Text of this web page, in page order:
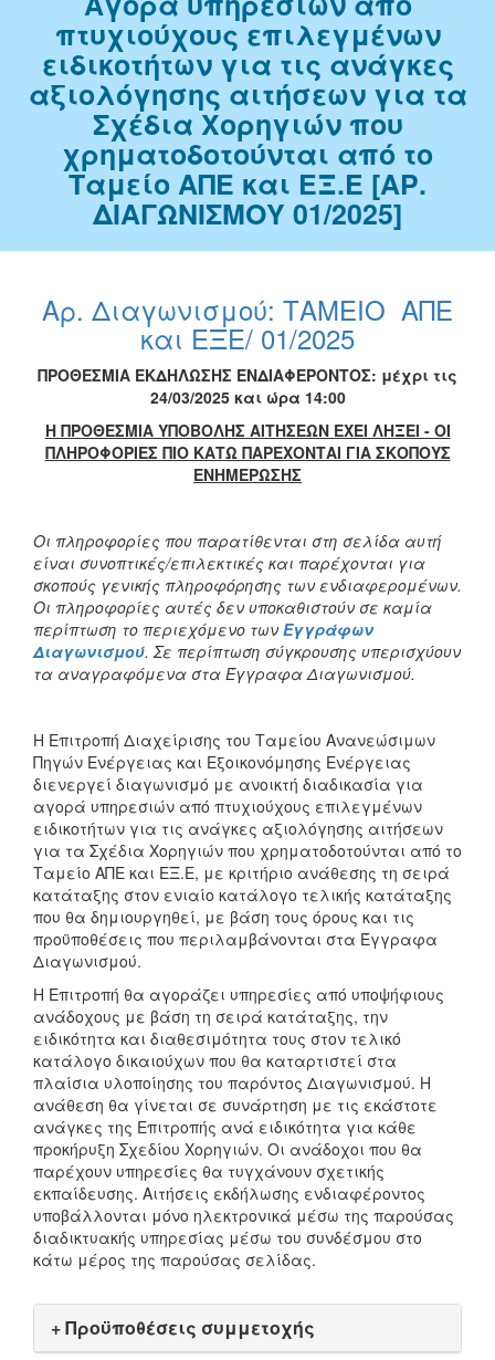
πτυχιούχους επιλεγμένων
ειδικοτήτων για τις ανάγκες
αξιολόγησης αιτήσεων για τα
Σχέδια Χορηγιών που
χρηματοδοτούνται από το
Ταμείο ΑΠΕ και ΕΞ.Ε [ΑΡ.
ΔΙΑΓΩΝΙΣΜΟΥ 01/2025]
Αρ. Διαγωνισμού: ΤΑΜΕΙΟ ΑΠΕ
και ΕΞΕ/ 01/2025
ΠΡΟΘΕΣΜIΑ ΕΚΔΗΛΩΣΗΣ ΕΝΔΙΑΦΕΡΟΝΤΟΣ: μέχρι τις
24/03/2025 και ώρα 14:00
Η ΠΡΟΘΕΣΜΙΑ ΥΠΟΒΟΛΗΣ ΑΙΤΗΣΕΩΝ ΕΧΕΙ ΛΗΞΕΙ - ΟΙ
ΠΛΗΡΟΦΟΡΙΕΣ ΠΙΟ ΚΑΤΩ ΠΑΡΕΧΟΝΤΑΙ ΓΙΑ ΣΚΟΠΟΥΣ
ΕΝΗΜΕΡΩΣΗΣ
Οι πληροφορίες που παρατίθενται στη σελίδα αυτή
είναι συνοπτικές/επιλεκτικές και παρέχονται για
σκοπούς γενικής πληροφόρησης των ενδιαφερομένων.
Οι πληροφορίες αυτές δεν υποκαθιστούν σε καμία
περίπτωση το περιεχόμενο των Εγγράφων
Διαγωνισμού. Σε περίπτωση σύγκρουσης υπερισχύουν
τα αναγραφόμενα στα Έγγραφα Διαγωνισμού.
H Επιτροπή Διαχείρισης του Ταμείου Ανανεώσιμων
Πηγών Ενέργειας και Εξοικονόμησης Ενέργειας
διενεργεί διαγωνισμό με ανοικτή διαδικασία για
αγορά υπηρεσιών από πτυχιούχους επιλεγμένων
ειδικοτήτων για τις ανάγκες αξιολόγησης αιτήσεων
για τα Σχέδια Χορηγιών που χρηματοδοτούνται από το
Ταμείο ΑΠΕ και ΕΞ.Ε, με κριτήριο ανάθεσης τη σειρά
κατάταξης στον ενιαίο κατάλογο τελικής κατάταξης
που θα δημιουργηθεί, με βάση τους όρους και τις
προϋποθέσεις που περιλαμβάνονται στα Έγγραφα
Διαγωνισμού.
Η Επιτροπή θα αγοράζει υπηρεσίες από υποψήφιους
ανάδοχους με βάση τη σειρά κατάταξης, την
ειδικότητα και διαθεσιμότητα τους στον τελικό
κατάλογο δικαιούχων που θα καταρτιστεί στα
πλαίσια υλοποίησης του παρόντος Διαγωνισμού. Η
ανάθεση θα γίνεται σε συνάρτηση με τις εκάστοτε
ανάγκες της Επιτροπής ανά ειδικότητα για κάθε
προκήρυξη Σχεδίου Χορηγιών. Οι ανάδοχοι που θα
παρέχουν υπηρεσίες θα τυγχάνουν σχετικής
εκπαίδευσης. Αιτήσεις εκδήλωσης ενδιαφέροντος
υποβάλλονται μόνο ηλεκτρονικά μέσω της παρούσας
διαδικτυακής υπηρεσίας μέσω του συνδέσμου στο
κάτω μέρος της παρούσας σελίδας.
+ Προϋποθέσεις συμμετοχής